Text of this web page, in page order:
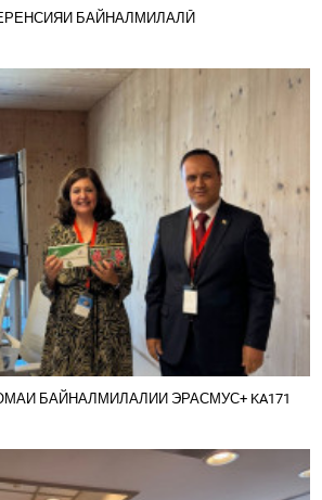
БАЙНАЛМИЛАЛӢ
БАЙНАЛМИЛАЛИИ ЭРАСМУС+ KA171